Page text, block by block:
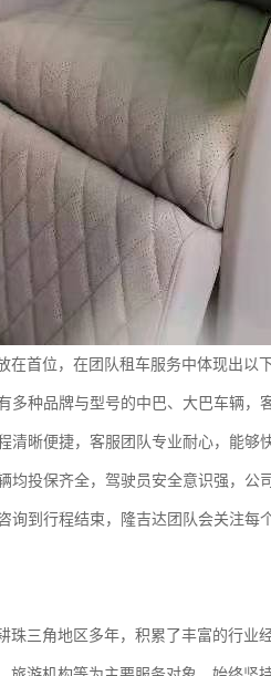
在首位，在团队租车服务中体现出以下
多种品牌与型号的中巴、大巴车辆，
清晰便捷，客服团队专业耐心，能够
均投保齐全，驾驶员安全意识强，公
询到行程结束，隆吉达团队会关注
珠三角地区多年，积累了丰富的行业